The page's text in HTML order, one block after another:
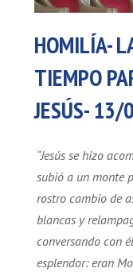
HOMILÍA-
TIEMPO
JESÚS-
“Jesús se hizo
subió a un monte
rostro cambio de
blancas y
conversando con
esplendor: eran